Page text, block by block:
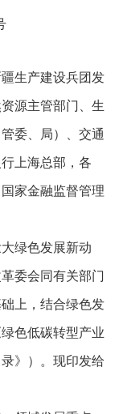
生产建设兵团发
源主管部门、生
委、局）、交通
上海总部，各
家金融监督管理
绿色发展新动
委会同有关部门
上，结合绿色发
色低碳转型产业
》）。现印发给